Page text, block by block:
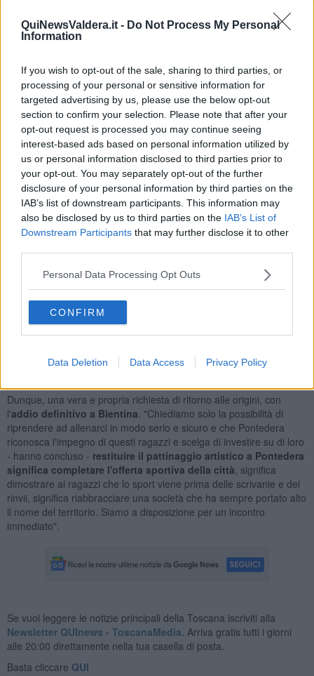
QuiNewsValdera.it - Do Not Process My Personal
Information
If you wish to opt-out of the sale, sharing to third parties, or
processing of your personal or sensitive information for
targeted advertising by us, please use the below opt-out
section to confirm your selection. Please note that after your
opt-out request is processed you may continue seeing
interest-based ads based on personal information utilized by
us or personal information disclosed to third parties prior to
your opt-out. You may separately opt-out of the further
disclosure of your personal information by third parties on the
IAB’s list of downstream participants. This information may
also be disclosed by us to third parties on the IAB’s List of
Downstream Participants that may further disclose it to other
Personal Data Processing Opt Outs
CONFIRM
Data Deletion Data Access Privacy Policy
Con una nuova lettera, stavolta inviata direttamente al sindaco
Matteo Franconie all'assessore allo Sport pontedereseMattia
Belli, coloro che avevano già scritto a
proprie attività.
"Ci rivolgiamo a voi con un appello semplice e urgente:aiutateci a
tornare a casa- hanno scritto, ricordando le radici della
Polisportiva - siamo la società che oggi porta il nome dell'Italia sul
tetto del mondo, siamo campioni alla seconda tappa della World
Cup in Germania e i nostri atleti hanno fatto incetta di medaglie. Da
trent'anni prepariamo talenti, formiamo ragazzi e portiamo risultati
che parlano per noi. A Bientina, dove ci allenavamo da anni,siamo
stati sfrattati".
"Oggi siamocirca un ottantina di ragazzi tra i 4 e i 23 annisi
allenano in luoghi di fortuna, non adatti e, soprattutto, senza
continuità - hanno proseguito - questo non è degno del loro
impegno. Oggichiediamo al Comune di Pontedera di essere
accolti e adottati . Pontedera è una città che vanta una
straordinaria tradizione sportiva. Qui c'è spazio per ogni disciplina
sportiva: manca solo il pattinaggio a rotelle.La nostra società è
lustro al nome della città: non chiediamo un regalo, chiediamo uno
Dunque, una vera e propria richiesta di ritorno alle origini, con
l'addio definitivo a Bientina . "Chiediamo solo la possibilità di
riprendere ad allenarci in modo serio e sicuro e che Pontedera
riconosca l'impegno di questi ragazzi e scelga di investire su di loro
- hanno concluso - restituire il pattinaggio artistico a Pontedera
significa completare l'offerta sportiva della città , significa
dimostrare ai ragazzi che lo sport viene prima delle scrivanie e dei
rinvii, significa riabbracciare una società che ha sempre portato alto
il nome del territorio. Siamo a disposizione per un incontro
immediato".
Se vuoi leggere le notizie principali della Toscana iscriviti alla
Newsletter QUInews - ToscanaMedia. Arriva gratis tutti i giorni
alle 20:00 direttamente nella tua casella di posta.
Basta cliccare QUI